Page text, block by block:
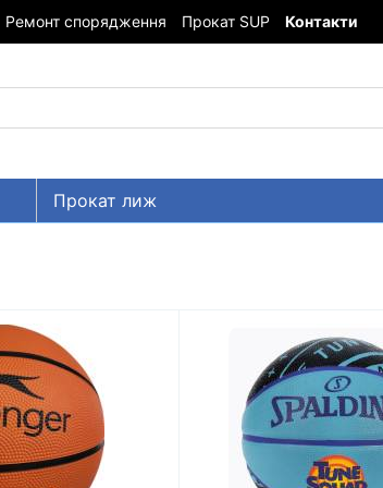
Ремонт спорядження Прокат SUP Контакти
Прокат лиж